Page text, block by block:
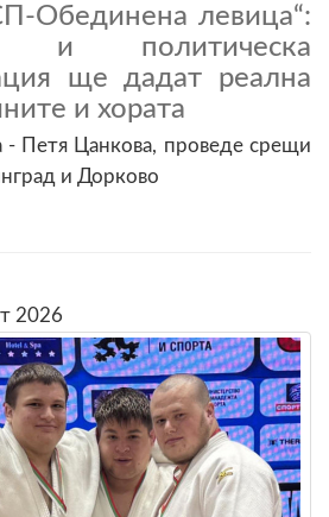
Обединена левица“:
и политическа
ще дадат реална
и хората
- Петя Цанкова, проведе срещи
и Дорково
2026